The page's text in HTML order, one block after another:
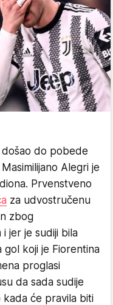
do pobede
Alegri je
Prvenstveno
za udvostručenu
zbog
jer je sudiji bila
gol koji je Fiorentina
proglasi
da sada sudije
će pravila biti